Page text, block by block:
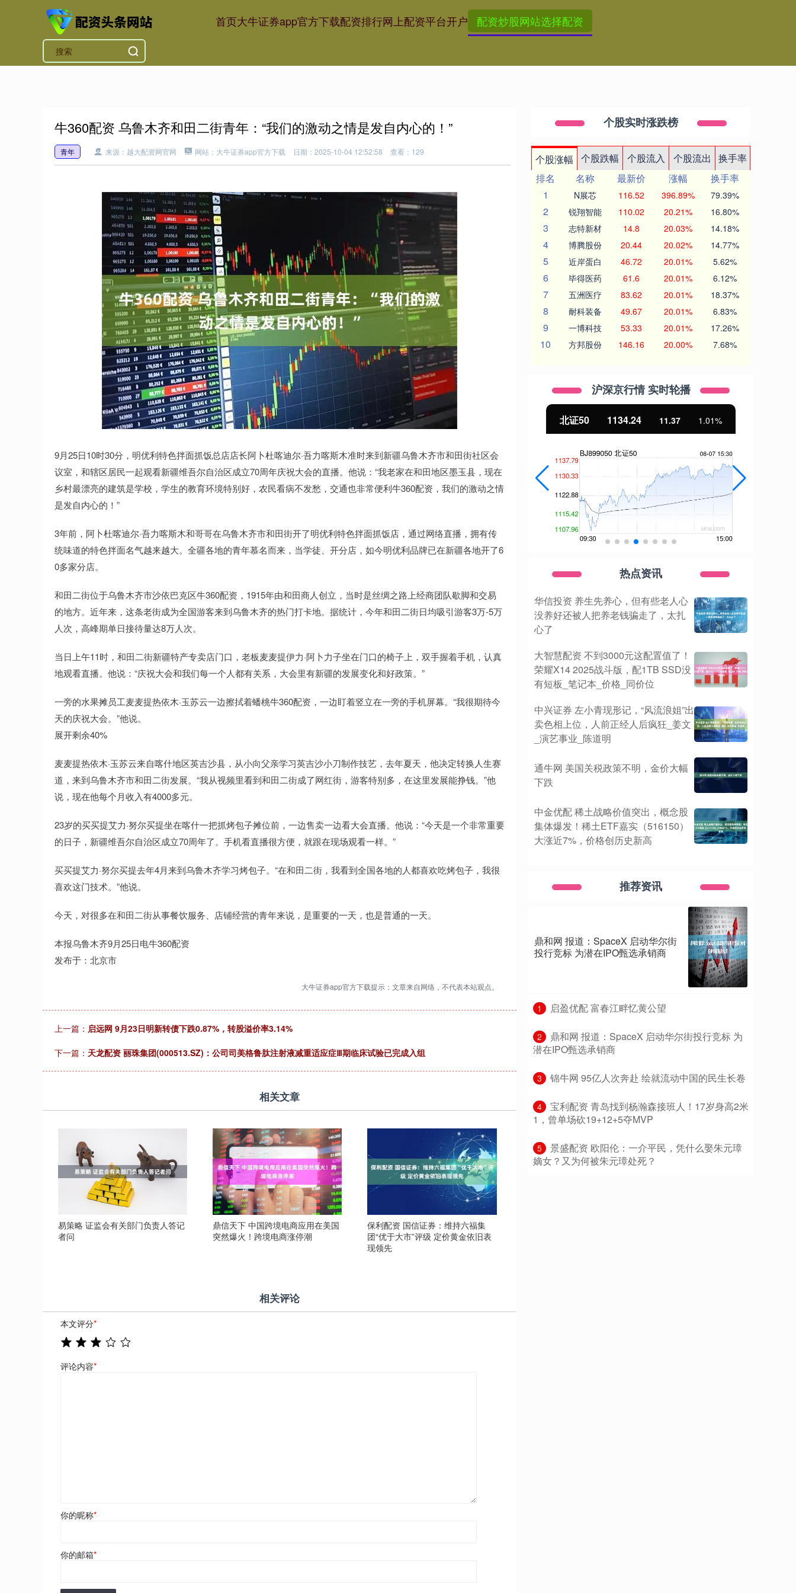
首页大牛证券app官方下载配资排行网上配资平台开户 配资炒股网站选择配资
牛360配资 乌鲁木齐和田二街青年：“我们的激动之情是发自内心的！”
青年 来源：越大配资网官网 网站：大牛证券app官方下载 日期：2025-10-04 12:52:58 查看：129
9月25日10时30分，明优利特色拌面抓饭总店店长阿卜杜喀迪尔·吾力喀斯木准时来到新疆乌鲁木齐市和田街社区会
议室，和辖区居民一起观看新疆维吾尔自治区成立70周年庆祝大会的直播。他说：“我老家在和田地区墨玉县，现在
乡村最漂亮的建筑是学校，学生的教育环境特别好，农民看病不发愁，交通也非常便利牛360配资，我们的激动之情
是发自内心的！”
3年前，阿卜杜喀迪尔·吾力喀斯木和哥哥在乌鲁木齐市和田街开了明优利特色拌面抓饭店，通过网络直播，拥有传
统味道的特色拌面名气越来越大。全疆各地的青年慕名而来，当学徒、开分店，如今明优利品牌已在新疆各地开了6
0多家分店。
和田二街位于乌鲁木齐市沙依巴克区牛360配资，1915年由和田商人创立，当时是丝绸之路上经商团队歇脚和交易
的地方。近年来，这条老街成为全国游客来到乌鲁木齐的热门打卡地。据统计，今年和田二街日均吸引游客3万-5万
人次，高峰期单日接待量达8万人次。
当日上午11时，和田二街新疆特产专卖店门口，老板麦麦提伊力·阿卜力子坐在门口的椅子上，双手握着手机，认真
地观看直播。他说：“庆祝大会和我们每一个人都有关系，大会里有新疆的发展变化和好政策。”
一旁的水果摊员工麦麦提热依木·玉苏云一边擦拭着蟠桃牛360配资，一边盯着竖立在一旁的手机屏幕。“我很期待今
天的庆祝大会。”他说。
展开剩余40%
麦麦提热依木·玉苏云来自喀什地区英吉沙县，从小向父亲学习英吉沙小刀制作技艺，去年夏天，他决定转换人生赛
道，来到乌鲁木齐市和田二街发展。“我从视频里看到和田二街成了网红街，游客特别多，在这里发展能挣钱。”他
说，现在他每个月收入有4000多元。
23岁的买买提艾力·努尔买提坐在喀什一把抓烤包子摊位前，一边售卖一边看大会直播。他说：“今天是一个非常重要
的日子，新疆维吾尔自治区成立70周年了。手机看直播很方便，就跟在现场观看一样。”
买买提艾力·努尔买提去年4月来到乌鲁木齐学习烤包子。“在和田二街，我看到全国各地的人都喜欢吃烤包子，我很
喜欢这门技术。”他说。
今天，对很多在和田二街从事餐饮服务、店铺经营的青年来说，是重要的一天，也是普通的一天。
本报乌鲁木齐9月25日电牛360配资
发布于：北京市
大牛证券app官方下载提示：文章来自网络，不代表本站观点。
上一篇： 启远网 9月23日明新转债下跌0.87%，转股溢价率3.14%
下一篇： 天龙配资 丽珠集团(000513.SZ)：公司司美格鲁肽注射液减重适应症Ⅲ期临床试验已完成入组
相关文章
易策略 证监会有关部门负责人答记
者问
鼎信天下 中国跨境电商应用在美国
突然爆火！跨境电商涨停潮
保利配资 国信证券：维持六福集
团“优于大市”评级 定价黄金依旧表
现领先
相关评论
本文评分*
评论内容*
你的昵称*
你的邮箱*
个股实时涨跌榜
个股涨幅 个股跌幅 个股流入 个股流出
换手率
排名
名称 最新价 涨幅
换手率
1
N展芯 116.52 396.89% 79.39%
2 锐翔智能 110.02 20.21% 16.80%
3 志特新材 14.8 20.03% 14.18%
4 博腾股份 20.44 20.02% 14.77%
5 近岸蛋白 46.72 20.01% 5.62%
6 毕得医药 61.6 20.01% 6.12%
7 五洲医疗 83.62 20.01% 18.37%
8 耐科装备 49.67 20.01% 6.83%
9 一博科技 53.33 20.01% 17.26%
10 方邦股份 146.16 20.00% 7.68%
沪深京行情 实时轮播
深证成指 14311.01 200.89 1.42% 沪深300 4694.44 43.13 北证50 1134.24 11.37 1.01%
热点资讯
华信投资 养生先养心，但有些老人心
没养好还被人把养老钱骗走了，太扎
心了
大智慧配资 不到3000元这配置值了！
荣耀X14 2025战斗版，配1TB SSD没
有短板_笔记本_价格_同价位
中兴证券 左小青现形记，“风流浪姐”出
卖色相上位，人前正经人后疯狂_姜文
_演艺事业_陈道明
通牛网 美国关税政策不明，金价大幅
下跌
中金优配 稀土战略价值突出，概念股
集体爆发！稀土ETF嘉实（516150）
大涨近7%，价格创历史新高
推荐资讯
鼎和网 报道：SpaceX 启动华尔街
投行竞标 为潜在IPO甄选承销商
1 ​启盈优配 富春江畔忆黄公望
2
​鼎和网 报道：SpaceX 启动华尔街投行竞标 为
潜在IPO甄选承销商
3 ​锦牛网 95亿人次奔赴 绘就流动中国的民生长卷
4
​宝利配资 青岛找到杨瀚森接班人！17岁身高2米
1，曾单场砍19+12+5夺MVP
5
​景盛配资 欧阳伦：一介平民，凭什么娶朱元璋
嫡女？又为何被朱元璋处死？